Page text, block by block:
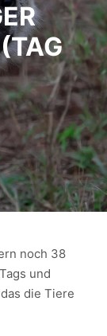
noch 38
und
die Tiere